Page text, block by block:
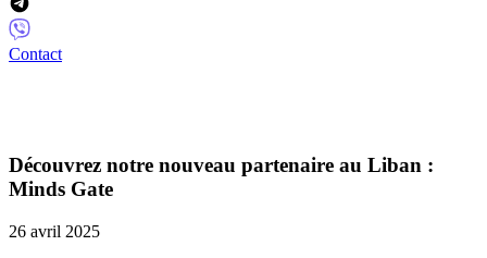
Contact
Découvrez notre nouveau partenaire au Liban :
Minds Gate
26 avril 2025